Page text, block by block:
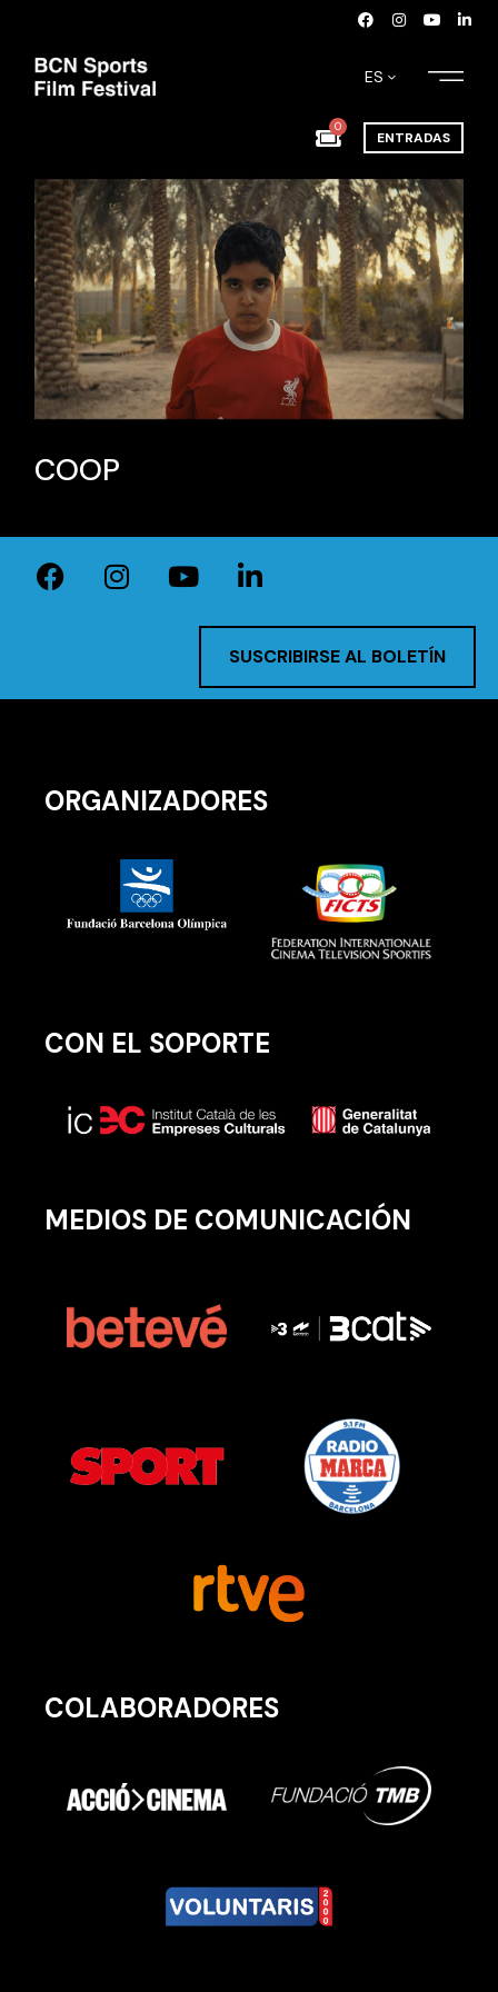
ES
0
ENTRADAS
COOP
SUSCRIBIRSE AL BOLETÍN
ORGANIZADORES
CON EL SOPORTE
MEDIOS DE COMUNICACIÓN
COLABORADORES